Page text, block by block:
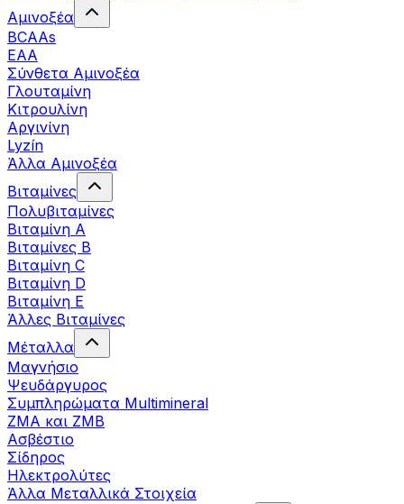
Αμινοξέα
BCAAs
EAA
Σύνθετα Αμινοξέα
Γλουταμίνη
Κιτρουλίνη
Αργινίνη
Lyzín
Άλλα Αμινοξέα
Βιταμίνες
Πολυβιταμίνες
Βιταμίνη Α
Βιταμίνες Β
Βιταμίνη C
Βιταμίνη D
Βιταμίνη Ε
Άλλες Βιταμίνες
Μέταλλα
Μαγνήσιο
Ψευδάργυρος
Συμπληρώματα Multimineral
ZMA και ZMB
Ασβέστιο
Σίδηρος
Ηλεκτρολύτες
Άλλα Mεταλλικά Στοιχεία